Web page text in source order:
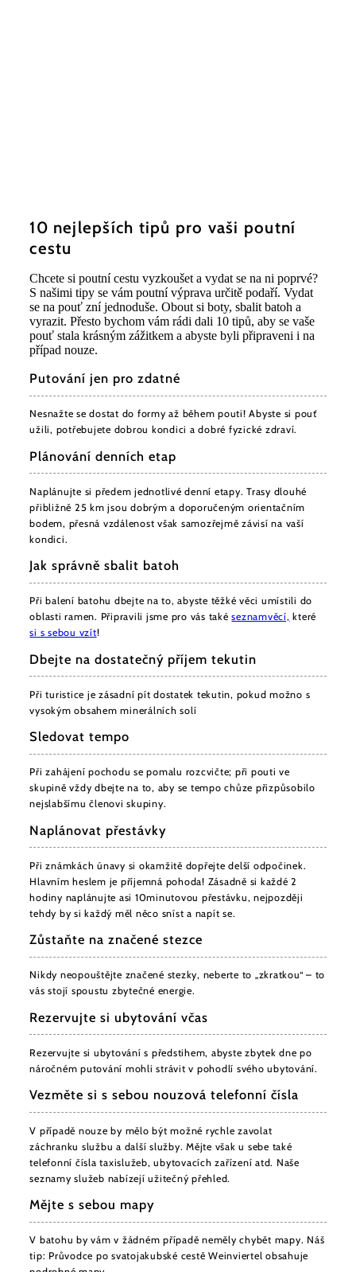
10 nejlepších tipů pro vaši poutní
cestu
Chcete si poutní cestu vyzkoušet a vydat se na ni poprvé?
S našimi tipy se vám poutní výprava určitě podaří. Vydat
se na pouť zní jednoduše. Obout si boty, sbalit batoh a
vyrazit. Přesto bychom vám rádi dali 10 tipů, aby se vaše
pouť stala krásným zážitkem a abyste byli připraveni i na
případ nouze.
Putování jen pro zdatné
Nesnažte se dostat do formy až během pouti! Abyste si pouť
užili, potřebujete dobrou kondici a dobré fyzické zdraví.
Plánování denních etap
Naplánujte si předem jednotlivé denní etapy. Trasy dlouhé
přibližně 25 km jsou dobrým a doporučeným orientačním
bodem, přesná vzdálenost však samozřejmě závisí na vaší
kondici.
Jak správně sbalit batoh
Při balení batohu dbejte na to, abyste těžké věci umístili do
oblasti ramen. Připravili jsme pro vás takéseznamvěcí, které
si s sebou vzít!
Dbejte na dostatečný příjem tekutin
Při turistice je zásadní pít dostatek tekutin, pokud možno s
vysokým obsahem minerálních solí
Sledovat tempo
Při zahájení pochodu se pomalu rozcvičte; při pouti ve
skupině vždy dbejte na to, aby se tempo chůze přizpůsobilo
nejslabšímu členovi skupiny.
Naplánovat přestávky
Při známkách únavy si okamžitě dopřejte delší odpočinek.
Hlavním heslem je příjemná pohoda! Zásadně si každé 2
hodiny naplánujte asi 10minutovou přestávku, nejpozději
tehdy by si každý měl něco sníst a napít se.
Zůstaňte na značené stezce
Nikdy neopouštějte značené stezky, neberte to „zkratkou“ – to
vás stojí spoustu zbytečné energie.
Rezervujte si ubytování včas
Rezervujte si ubytování s předstihem, abyste zbytek dne po
náročném putování mohli strávit v pohodlí svého ubytování.
Vezměte si s sebou nouzová telefonní čísla
V případě nouze by mělo být možné rychle zavolat
záchranku službu a další služby. Mějte však u sebe také
telefonní čísla taxislužeb, ubytovacích zařízení atd. Naše
seznamy služeb nabízejí užitečný přehled.
Mějte s sebou mapy
V batohu by vám v žádném případě neměly chybět mapy. Náš
tip: Průvodce po svatojakubské cestě Weinviertel obsahuje